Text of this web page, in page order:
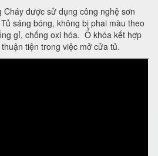
Cháy được sử dụng công nghệ sơn
sáng bóng, không bị phai màu theo
gỉ, chống oxi hóa. Ổ khóa kết hợp
tiện trong việc mở cửa tủ.